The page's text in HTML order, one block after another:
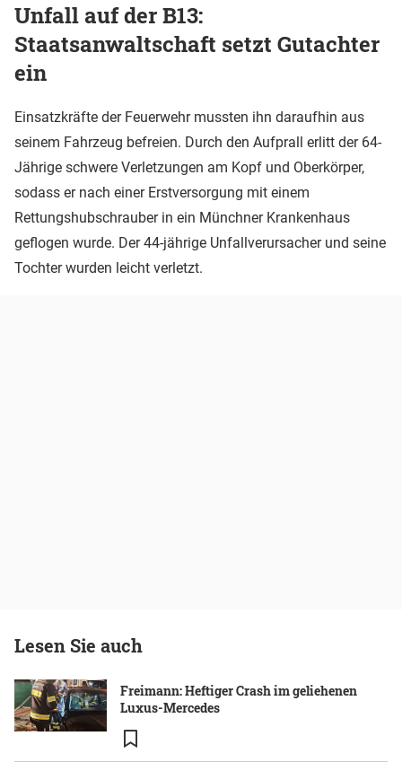
Unfall auf der B13:
Staatsanwaltschaft setzt Gutachter
ein
Einsatzkräfte der Feuerwehr mussten ihn daraufhin aus
seinem Fahrzeug befreien. Durch den Aufprall erlitt der 64-
Jährige schwere Verletzungen am Kopf und Oberkörper,
sodass er nach einer Erstversorgung mit einem
Rettungshubschrauber in ein Münchner Krankenhaus
geflogen wurde. Der 44-jährige Unfallverursacher und seine
Tochter wurden leicht verletzt.
Lesen Sie auch
Freimann: Heftiger Crash im geliehenen
Luxus-Mercedes